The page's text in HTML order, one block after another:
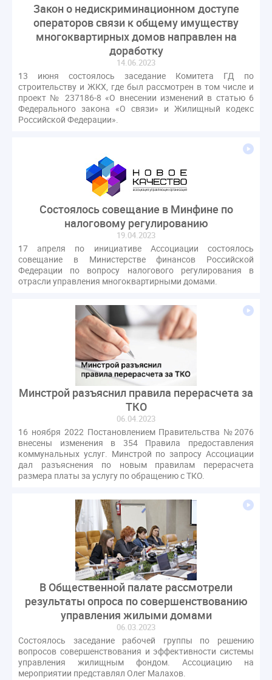
Закон о недискриминационном доступе
операторов связи к общему имуществу
многоквартирных домов направлен на
доработку
14.06.2023
13 июня состоялось заседание Комитета ГД по
строительству и ЖКХ, где был рассмотрен в том числе и
проект № 237186-8 «О внесении изменений в статью 6
Федерального закона «О связи» и Жилищный кодекс
Российской Федерации».
Состоялось совещание в Минфине по
налоговому регулированию
19.04.2023
17 апреля по инициативе Ассоциации состоялось
совещание в Министерстве финансов Российской
Федерации по вопросу налогового регулирования в
отрасли управления многоквартирными домами.
Минстрой разъяснил правила перерасчета за
ТКО
06.04.2023
16 ноября 2022 Постановлением Правительства №2076
внесены изменения в 354 Правила предоставления
коммунальных услуг. Минстрой по запросу Ассоциации
дал разъяснения по новым правилам перерасчета
размера платы за услугу по обращению с ТКО.
В Общественной палате рассмотрели
результаты опроса по совершенствованию
управления жилыми домами
06.03.2023
Состоялось заседание рабочей группы по решению
вопросов совершенствования и эффективности системы
управления жилищным фондом. Ассоциацию на
мероприятии представлял Олег Малахов.